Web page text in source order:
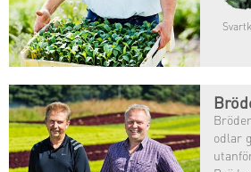
odlar